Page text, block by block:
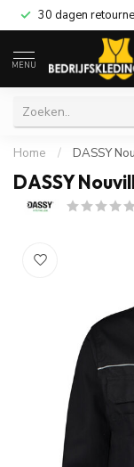
30 dagen
MENU
Home / DASSY
DASSY